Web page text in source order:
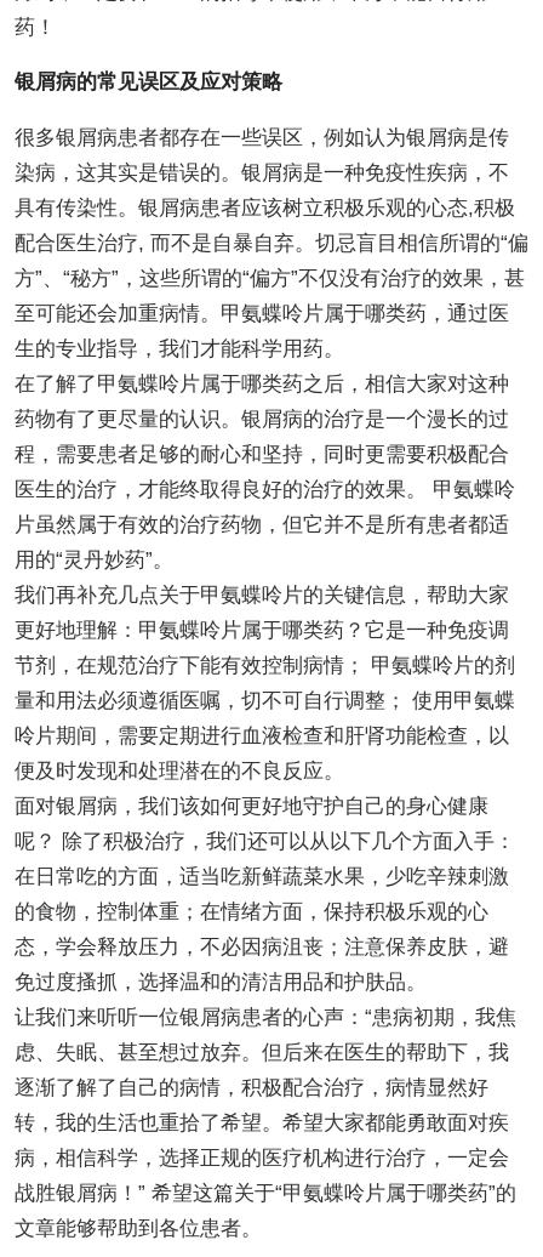
药！
银屑病的常见误区及应对策略
很多银屑病患者都存在一些误区，例如认为银屑病是传
染病，这其实是错误的。银屑病是一种免疫性疾病，不
具有传染性。银屑病患者应该树立积极乐观的心态,积极
配合医生治疗, 而不是自暴自弃。切忌盲目相信所谓的“偏
方”、“秘方”，这些所谓的“偏方”不仅没有治疗的效果，甚
至可能还会加重病情。甲氨蝶呤片属于哪类药，通过医
生的专业指导，我们才能科学用药。
在了解了甲氨蝶呤片属于哪类药之后，相信大家对这种
药物有了更尽量的认识。银屑病的治疗是一个漫长的过
程，需要患者足够的耐心和坚持，同时更需要积极配合
医生的治疗，才能终取得良好的治疗的效果。 甲氨蝶呤
片虽然属于有效的治疗药物，但它并不是所有患者都适
用的“灵丹妙药”。
我们再补充几点关于甲氨蝶呤片的关键信息，帮助大家
更好地理解：甲氨蝶呤片属于哪类药？它是一种免疫调
节剂，在规范治疗下能有效控制病情； 甲氨蝶呤片的剂
量和用法必须遵循医嘱，切不可自行调整； 使用甲氨蝶
呤片期间，需要定期进行血液检查和肝肾功能检查，以
便及时发现和处理潜在的不良反应。
面对银屑病，我们该如何更好地守护自己的身心健康
呢？ 除了积极治疗，我们还可以从以下几个方面入手：
在日常吃的方面，适当吃新鲜蔬菜水果，少吃辛辣刺激
的食物，控制体重；在情绪方面，保持积极乐观的心
态，学会释放压力，不必因病沮丧；注意保养皮肤，避
免过度搔抓，选择温和的清洁用品和护肤品。
让我们来听听一位银屑病患者的心声：“患病初期，我焦
虑、失眠、甚至想过放弃。但后来在医生的帮助下，我
逐渐了解了自己的病情，积极配合治疗，病情显然好
转，我的生活也重拾了希望。希望大家都能勇敢面对疾
病，相信科学，选择正规的医疗机构进行治疗，一定会
战胜银屑病！” 希望这篇关于“甲氨蝶呤片属于哪类药”的
文章能够帮助到各位患者。